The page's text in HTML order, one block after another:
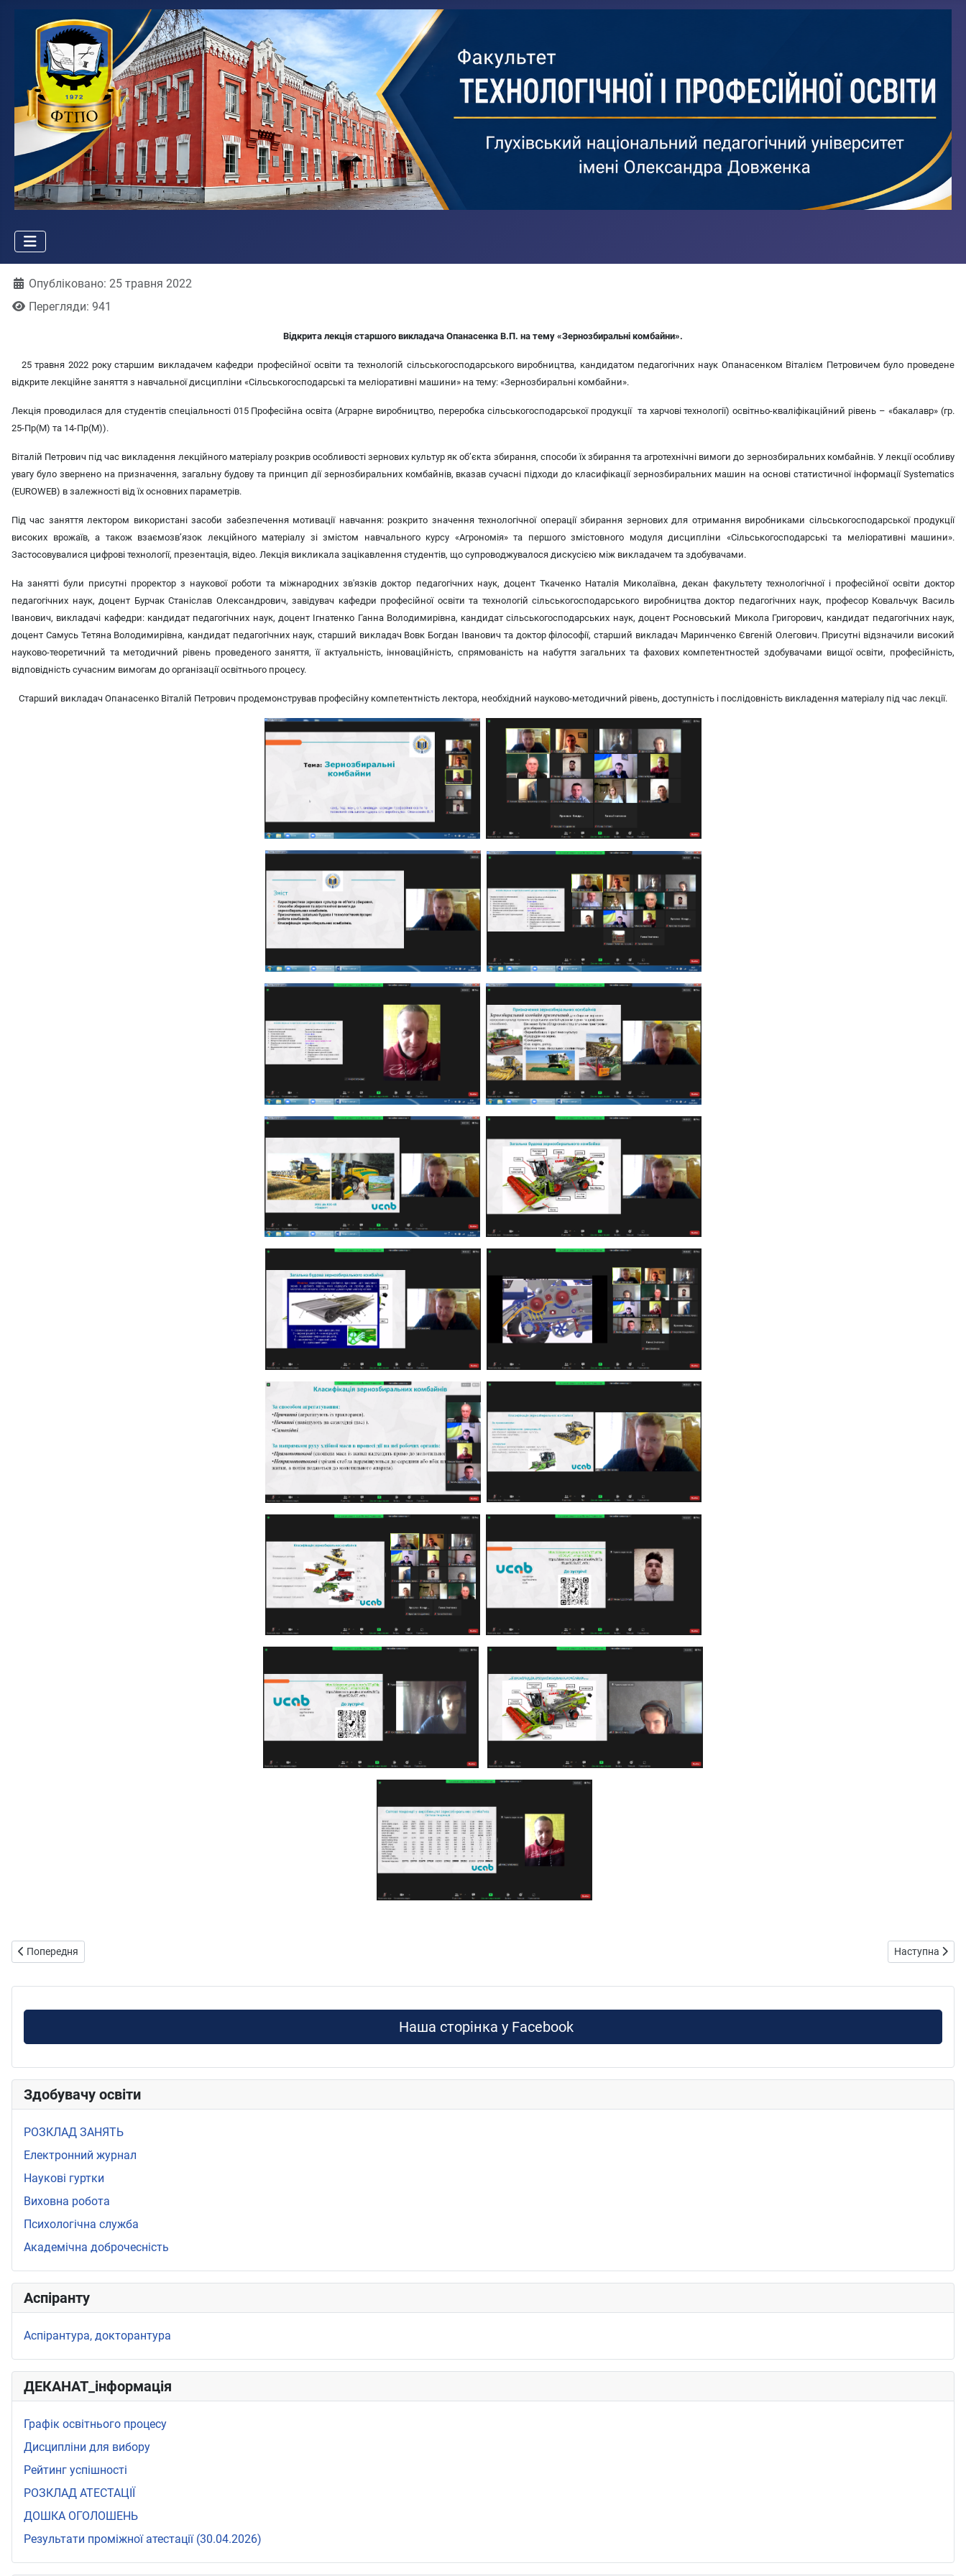
ДеталіОпубліковано: 25 травня 2022
Перегляди: 941
Відкрита лекція старшого викладача Опанасенка В.П. на тему «Зернозбиральні комбайни».
25 травня 2022 року старшим викладачем кафедри професійної освіти та технологій сільськогосподарського виробництва, кандидатом педагогічних наук Опанасенком Віталієм Петровичем було проведене
відкрите лекційне заняття з навчальної дисципліни «Сільськогосподарські та меліоративні машини» на тему: «Зернозбиральні комбайни».
Лекція проводилася для студентів спеціальності 015 Професійна освіта (Аграрне виробництво, переробка сільськогосподарської продукції та харчові технології) освітньо-кваліфікаційний рівень – «бакалавр» (гр.
25-Пр(М) та 14-Пр(М)).
Віталій Петрович під час викладення лекційного матеріалу розкрив особливості зернових культур як об’єкта збирання, способи їх збирання та агротехнічні вимоги до зернозбиральних комбайнів. У лекції особливу
увагу було звернено на призначення, загальну будову та принцип дії зернозбиральних комбайнів, вказав сучасні підходи до класифікації зернозбиральних машин на основі статистичної інформації Systematics
(EUROWEB) в залежності від їх основних параметрів.
Під час заняття лектором використані засоби забезпечення мотивації навчання: розкрито значення технологічної операції збирання зернових для отримання виробниками сільськогосподарської продукції
високих врожаїв, а також взаємозв’язок лекційного матеріалу зі змістом навчального курсу «Агрономія» та першого змістовного модуля дисципліни «Сільськогосподарські та меліоративні машини».
Застосовувалися цифрові технології, презентація, відео. Лекція викликала зацікавлення студентів, що супроводжувалося дискусією між викладачем та здобувачами.
На занятті були присутні проректор з наукової роботи та міжнародних зв'язків доктор педагогічних наук, доцент Ткаченко Наталія Миколаївна, декан факультету технологічної і професійної освіти доктор
педагогічних наук, доцент Бурчак Станіслав Олександрович, завідувач кафедри професійної освіти та технологій сільськогосподарського виробництва доктор педагогічних наук, професор Ковальчук Василь
Іванович, викладачі кафедри: кандидат педагогічних наук, доцент Ігнатенко Ганна Володимирівна, кандидат сільськогосподарських наук, доцент Росновський Микола Григорович, кандидат педагогічних наук,
доцент Самусь Тетяна Володимирівна, кандидат педагогічних наук, старший викладач Вовк Богдан Іванович та доктор філософії, старший викладач Маринченко Євгеній Олегович. Присутні відзначили високий
науково-теоретичний та методичний рівень проведеного заняття, її актуальність, інноваційність, спрямованість на набуття загальних та фахових компетентностей здобувачами вищої освіти, професійність,
відповідність сучасним вимогам до організації освітнього процесу.
Старший викладач Опанасенко Віталій Петрович продемонстрував професійну компетентність лектора, необхідний науково-методичний рівень, доступність і послідовність викладення матеріалу під час лекції.
Попередня стаття: вебінар 02.06.2022 р
Попередня Наступна
Наступна
Наша сторінка у Facebook
Здобувачу освіти
РОЗКЛАД ЗАНЯТЬ
Електронний журнал
Наукові гуртки
Виховна робота
Психологічна служба
Академічна доброчесність
Аспіранту
Аспірантура, докторантура
ДЕКАНАТ_інформація
Графік освітнього процесу
Дисципліни для вибору
Рейтинг успішності
РОЗКЛАД АТЕСТАЦІЇ
ДОШКА ОГОЛОШЕНЬ
Результати проміжної атестації (30.04.2026)